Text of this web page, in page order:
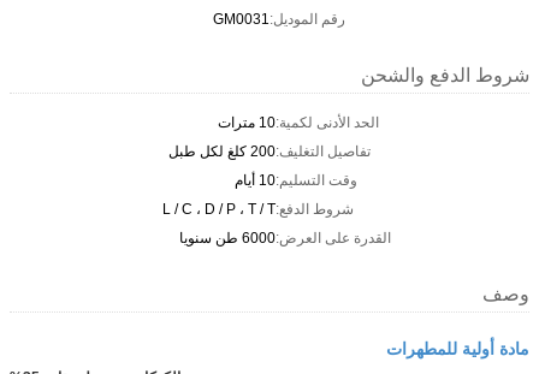
رقم الموديل:GM0031
شروط الدفع والشحن
الحد الأدنى لكمية:10 مترات
تفاصيل التغليف:200 كلغ لكل طبل
وقت التسليم:10 أيام
شروط الدفع:L / C ، D / P ، T / T
القدرة على العرض:6000 طن سنويا
وصف
مادة أولية للمطهرات